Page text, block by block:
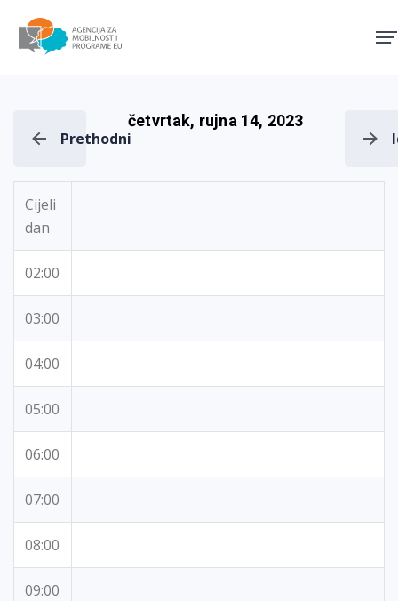
Prethodni
četvrtak, rujna 14, 2023
Cijeli
dan
02:00
03:00
04:00
05:00
06:00
07:00
08:00
09:00